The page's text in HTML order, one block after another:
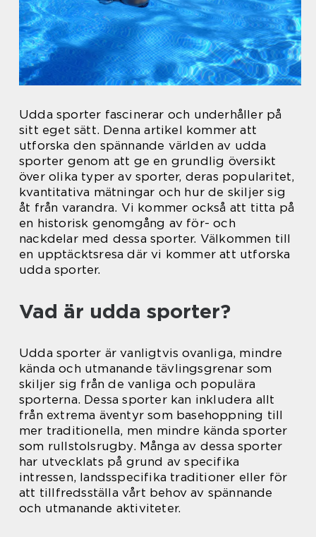
Udda sporter fascinerar och underhåller på
sitt eget sätt. Denna artikel kommer att
utforska den spännande världen av udda
sporter genom att ge en grundlig översikt
över olika typer av sporter, deras popularitet,
kvantitativa mätningar och hur de skiljer sig
åt från varandra. Vi kommer också att titta på
en historisk genomgång av för- och
nackdelar med dessa sporter. Välkommen till
en upptäcktsresa där vi kommer att utforska
udda sporter.
Vad är udda sporter?
Udda sporter är vanligtvis ovanliga, mindre
kända och utmanande tävlingsgrenar som
skiljer sig från de vanliga och populära
sporterna. Dessa sporter kan inkludera allt
från extrema äventyr som basehoppning till
mer traditionella, men mindre kända sporter
som rullstolsrugby. Många av dessa sporter
har utvecklats på grund av specifika
intressen, landsspecifika traditioner eller för
att tillfredsställa vårt behov av spännande
och utmanande aktiviteter.